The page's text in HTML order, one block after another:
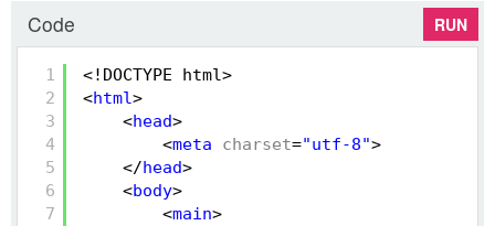
Code
RUN
1
2
3
4
5
6
7
<!DOCTYPE html>
<html>
<head>
<meta charset="utf-8">
</head>
<body>
<main>